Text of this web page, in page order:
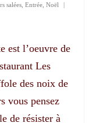
salées Entrée Noël |
est l’oeuvre de
Les
des noix de
vous pensez
de résister à